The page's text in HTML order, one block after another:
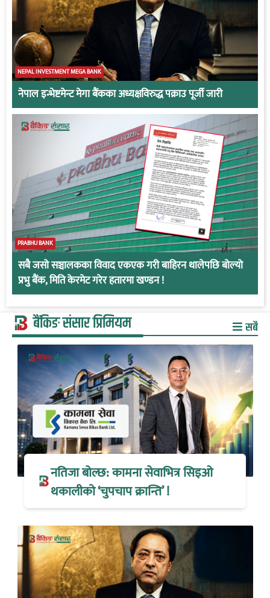
NEPAL INVESTMENT MEGA BANK
नेपाल इन्भेष्टमेन्ट मेगा बैंकका अध्यक्षविरुद्ध पक्राउ पूर्जी जारी
PRABHU BANK
सबै जसो सञ्चालकका विवाद एकएक गरी बाहिरन थालेपछि बोल्यो
प्रभु बैंक, मिति केरमेट गरेर हतारमा खण्डन !
बैंकिङ संसार प्रिमियम सबै
नतिजा बोल्छ: कामना सेवाभित्र सिइओ
थकालीको ‘चुपचाप क्रान्ति’ !